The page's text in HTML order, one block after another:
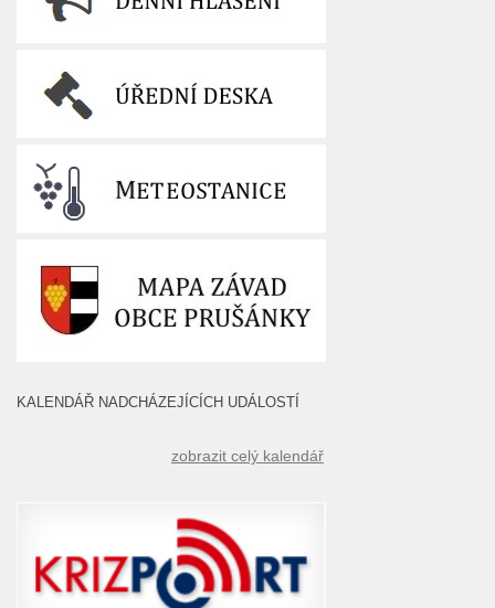
KALENDÁŘ NADCHÁZEJÍCÍCH UDÁLOSTÍ
zobrazit celý kalendář